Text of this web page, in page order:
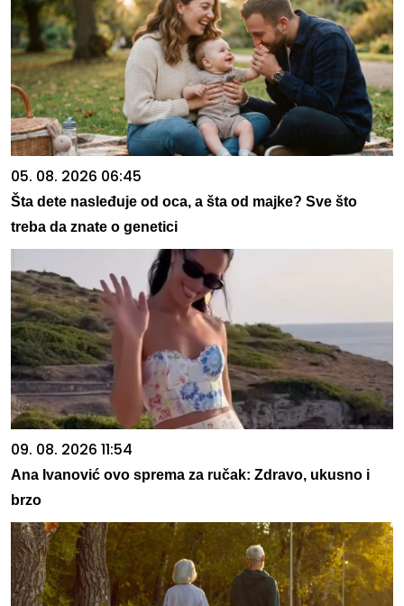
05. 08. 2026 06:45
Šta dete nasleđuje od oca, a šta od majke? Sve što
treba da znate o genetici
09. 08. 2026 11:54
Ana Ivanović ovo sprema za ručak: Zdravo, ukusno i
brzo